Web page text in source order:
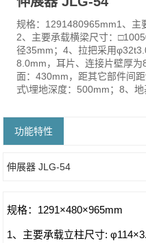
规格：1291480965mm1、主
2、主要承载横梁尺寸：
径35mm；4、拉把采用
8.0mm，耳片、连接片壁厚
面：430mm，距其它部件间
式\埋地深度：500mm；8、地
功能特性
伸展器 JLG-54
规格：1291×480×965mm
1、主要承载立柱尺寸: